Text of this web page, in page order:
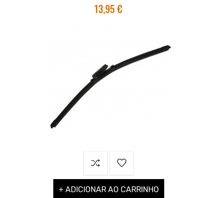
13,95 €
+ ADICIONAR AO CARRINHO